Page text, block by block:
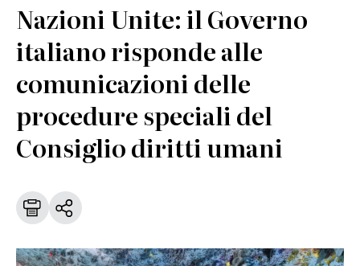
Nazioni Unite: il Governo
italiano risponde alle
comunicazioni delle
procedure speciali del
Consiglio diritti umani